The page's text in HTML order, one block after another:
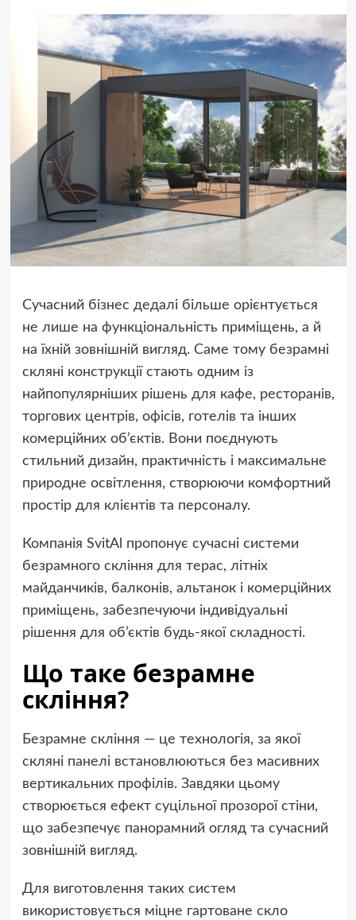
Сучасний бізнес дедалі більше орієнтується
не лише на функціональність приміщень, а й
на їхній зовнішній вигляд. Саме тому безрамні
скляні конструкції стають одним із
найпопулярніших рішень для кафе, ресторанів,
торгових центрів, офісів, готелів та інших
комерційних об’єктів. Вони поєднують
стильний дизайн, практичність і максимальне
природне освітлення, створюючи комфортний
простір для клієнтів та персоналу.
Компанія SvitAl пропонує сучасні системи
безрамного скління для терас, літніх
майданчиків, балконів, альтанок і комерційних
приміщень, забезпечуючи індивідуальні
рішення для об’єктів будь-якої складності.
Що таке безрамне
скління?
Безрамне скління — це технологія, за якої
скляні панелі встановлюються без масивних
вертикальних профілів. Завдяки цьому
створюється ефект суцільної прозорої стіни,
що забезпечує панорамний огляд та сучасний
зовнішній вигляд.
Для виготовлення таких систем
використовується міцне гартоване скло